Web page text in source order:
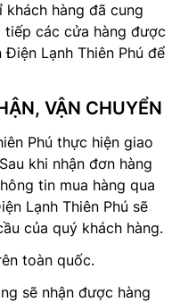
hàng đã cung
các cửa hàng được
Lạnh Thiên Phú để
VẬN CHUYỂN
Phú thực hiện giao
khi nhận đơn hàng
tin mua hàng qua
Lạnh Thiên Phú sẽ
của quý khách hàng.
toàn quốc.
sẽ nhận được hàng